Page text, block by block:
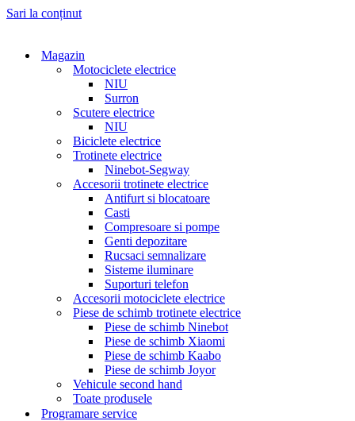
Sari la conținut
Magazin
Motociclete electrice
NIU
Surron
Scutere electrice
NIU
Biciclete electrice
Trotinete electrice
Ninebot-Segway
Accesorii trotinete electrice
Antifurt si blocatoare
Casti
Compresoare si pompe
Genti depozitare
Rucsaci semnalizare
Sisteme iluminare
Suporturi telefon
Accesorii motociclete electrice
Piese de schimb trotinete electrice
Piese de schimb Ninebot
Piese de schimb Xiaomi
Piese de schimb Kaabo
Piese de schimb Joyor
Vehicule second hand
Toate produsele
Programare service